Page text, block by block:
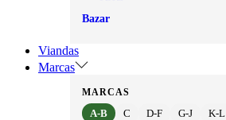
Bazar
Viandas
Marcas
MARCAS
A-B C D-F G-J K-L